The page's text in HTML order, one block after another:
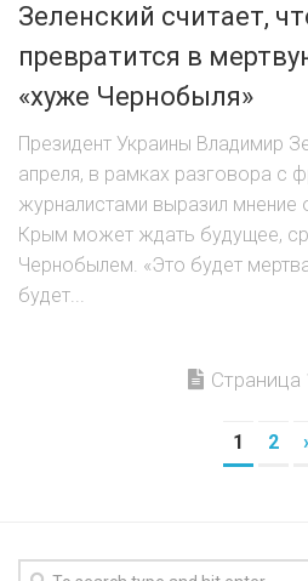
Зеленский считает,
превратится в
«хуже Чернобыля»
Президент Украины Владимир
апреля, в рамках разговора с
журналистами выразил мнение
Крым может ждать будущее,
Чернобылем. «Это будет
будет...
Страница
1 2